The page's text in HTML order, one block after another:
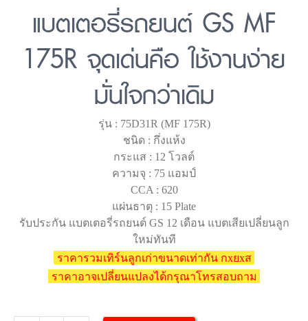
แบตเตอรี่รถยนต์ GS MF
175R จุดเด่นคือ ใช้งานง่าย
มั่นใจกว่าเดิม
รุ่น : 75D31R (MF 175R)
ชนิด : กึ่งแห้ง
กระแส : 12 โวลต์
ความจุ : 75 แอมป์
CCA : 620
แผ่นธาตุ : 15 Plate
รับประกัน แบตเตอรี่รถยนต์ GS 12 เดือน แบตเสียเปลี่ยนลูก
ใหม่ทันที
ราคารวมเทิร์นลูกเก่าขนาดเท่ากัน กxยxส
ราคาอาจเปลี่ยนแปลงได้กรุณาโทรสอบถาม